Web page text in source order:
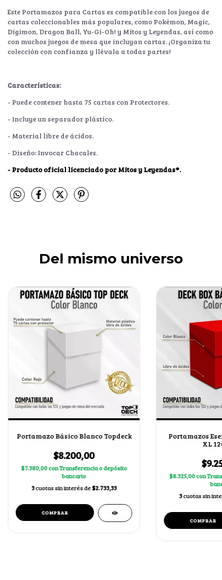
Este Portamazos para Cartas es compatible con los juegos de
cartas coleccionables más populares, como Pokémon, Magic,
Digimon, Dragon Ball, Yu-Gi-Oh! y Mitos y Leyendas, así como
con muchos juegos de mesa que incluyan cartas. ¡Organiza tu
colección con confianza y llévala a todas partes!
Características:
- Puede contener hasta 75 cartas con Protectores.
- Incluye un separador plástico.
- Material libre de ácidos.
- Diseño: Invocar Chacales.
- Producto oficial licenciado por Mitos y Leyendas®.
Del mismo universo
Portamazo Básico Blanco Topdeck
$8.200,00
$7.380,00conTransferencia o depósito
bancario
3cuotas sin interés de$2.733,33
Portamazos
XL
$8.325,00con
3cuotas sin